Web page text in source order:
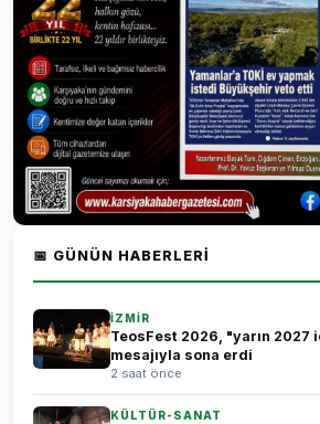
📅 GÜNÜN HABERLERI
İZMİR
TeosFest 2026, "yarın 2027
mesajıyla sona erdi
2 saat önce
KÜLTÜR-SANAT